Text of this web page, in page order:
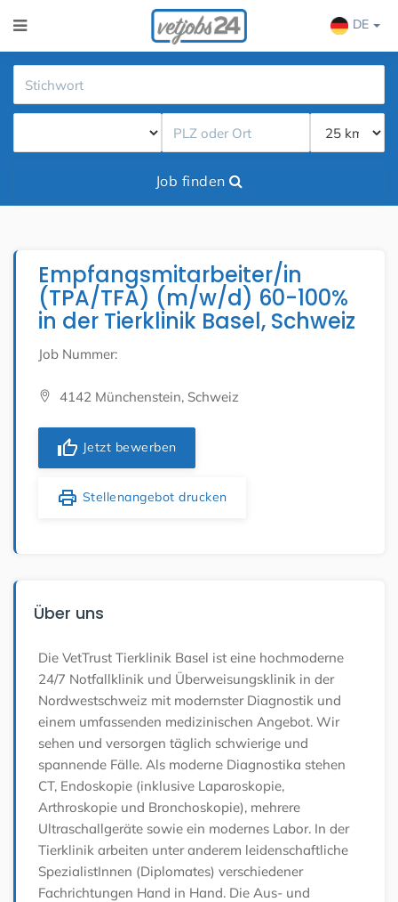
DE
Job finden
Empfangsmitarbeiter/in
(TPA/TFA) (m/w/d) 60-100%
in der Tierklinik Basel, Schweiz
Job Nummer:
4142 Münchenstein, Schweiz
thumb_up Jetzt bewerben
print Stellenangebot drucken
Über uns
Die VetTrust Tierklinik Basel ist eine hochmoderne
24/7 Notfallklinik und Überweisungsklinik in der
Nordwestschweiz mit modernster Diagnostik und
einem umfassenden medizinischen Angebot. Wir
sehen und versorgen täglich schwierige und
spannende Fälle. Als moderne Diagnostika stehen
CT, Endoskopie (inklusive Laparoskopie,
Arthroskopie und Bronchoskopie), mehrere
Ultraschallgeräte sowie ein modernes Labor. In der
Tierklinik arbeiten unter anderem leidenschaftliche
SpezialistInnen (Diplomates) verschiedener
Fachrichtungen Hand in Hand. Die Aus- und